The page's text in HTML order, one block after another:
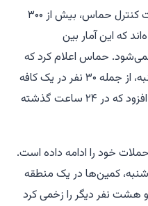
بر اساس اعلام وزارت بهداشت تحت کنترل حماس، بیش از ۳۰۰
که این آمار بین
نمی‌شود. حماس اعلام کرد که
حداقل ۷۴ نفر در حملات روز دوشنبه، از جمله ۳۰ نفر در یک کافه
ساحلی، جان باختند. این وزارتخانه افزود که در ۲۴ ساعت گذشته
خود را ادامه داده است.
کمین‌ها در یک منطقه
نفر دیگر را زخمی کرد